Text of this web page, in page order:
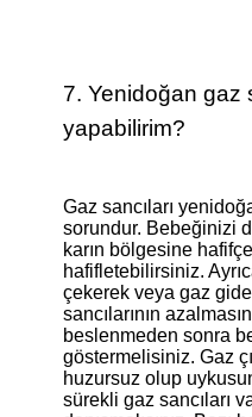
7. Yenidoğan gaz
yapabilirim?
Gaz sancıları
sorundur. Bebeğinizi
karın bölgesine
hafifletebilirsiniz.
çekerek veya gaz
sancılarının
beslenmeden sonra
göstermelisiniz. Gaz
huzursuz olup
sürekli gaz sancıları